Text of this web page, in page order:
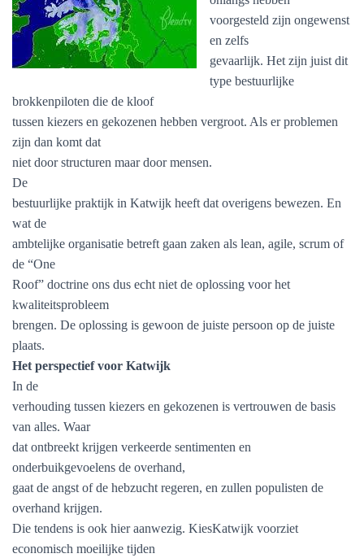
voorgesteld zijn ongewenst
en zelfs
gevaarlijk. Het zijn juist dit
type bestuurlijke
brokkenpiloten die de kloof
tussen kiezers en gekozenen hebben vergroot. Als er problemen
zijn dan komt dat
niet door structuren maar door mensen.
De
bestuurlijke praktijk in Katwijk heeft dat overigens bewezen. En
wat de
ambtelijke organisatie betreft gaan zaken als lean, agile, scrum of
de “One
Roof” doctrine ons dus echt niet de oplossing voor het
kwaliteitsprobleem
brengen. De oplossing is gewoon de juiste persoon op de juiste
plaats.
Het perspectief voor Katwijk
In de
verhouding tussen kiezers en gekozenen is vertrouwen de basis
van alles. Waar
dat ontbreekt krijgen verkeerde sentimenten en
onderbuikgevoelens de overhand,
gaat de angst of de hebzucht regeren, en zullen populisten de
overhand krijgen.
Die tendens is ook hier aanwezig. KiesKatwijk voorziet
economisch moeilijke tijden